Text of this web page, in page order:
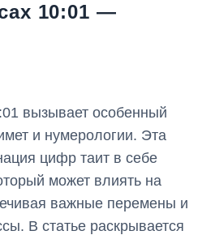
10:01 —
вызывает особенный
и нумерологии. Эта
цифр таит в себе
может влиять на
важные перемены и
В статье раскрывается